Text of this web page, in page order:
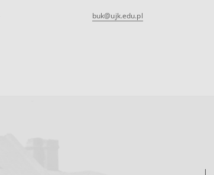
buk@ujk.edu.pl